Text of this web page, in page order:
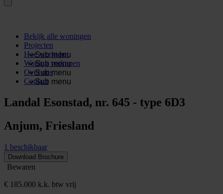
Bekijk alle woningen
Projecten
Sub menu
Hoe werkt het
Sub menu
Woning verkopen
Sub menu
Over ons
Sub menu
Contact
Landal Esonstad, nr. 645 - type 6D3
Anjum, Friesland
1 beschikbaar
Download Brochure
Bewaren
€ 185.000 k.k. btw vrij